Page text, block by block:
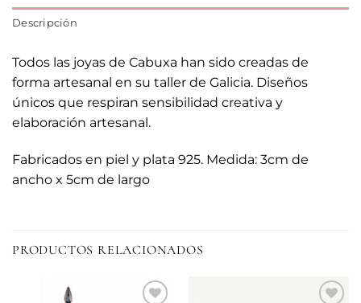
Descripción
Todos las joyas de Cabuxa han sido creadas de
forma artesanal en su taller de Galicia. Diseños
únicos que respiran sensibilidad creativa y
elaboración artesanal.
Fabricados en piel y plata 925. Medida: 3cm de
ancho x 5cm de largo
PRODUCTOS RELACIONADOS